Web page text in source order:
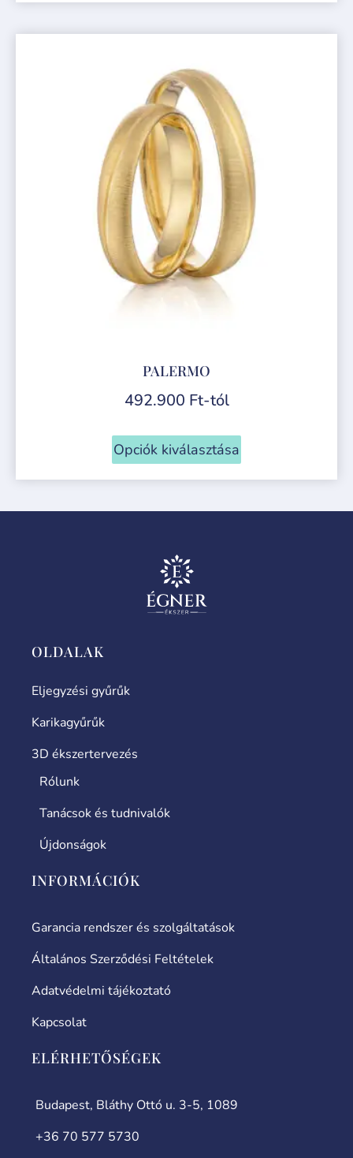
PALERMO
492.900 Ft-tól
Opciók kiválasztása
OLDALAK
Eljegyzési gyűrűk
Karikagyűrűk
3D ékszertervezés
Rólunk
Tanácsok és tudnivalók
Újdonságok
INFORMÁCIÓK
Garancia rendszer és szolgáltatások
Általános Szerződési Feltételek
Adatvédelmi tájékoztató
Kapcsolat
ELÉRHETŐSÉGEK
Budapest, Bláthy Ottó u. 3-5, 1089
+36 70 577 5730